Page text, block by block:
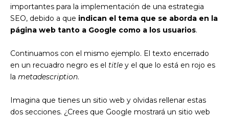
importantes para la implementación de una estrategia
SEO, debido a que indican el tema que se aborda en la
página web tanto a Google como a los usuarios.
Continuamos con el mismo ejemplo. El texto encerrado
en un recuadro negro es el title y el que lo está en rojo es
la metadescription.
Imagina que tienes un sitio web y olvidas rellenar estas
dos secciones. ¿Crees que Google mostrará un sitio web